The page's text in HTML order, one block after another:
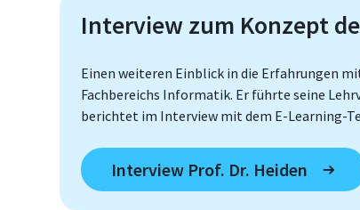
Interview zum Konzept
Einen weiteren Einblick in die Erfahrungen
Fachbereichs Informatik. Er führte seine
berichtet im Interview mit dem E-Learning-
Interview Prof. Dr. Heiden